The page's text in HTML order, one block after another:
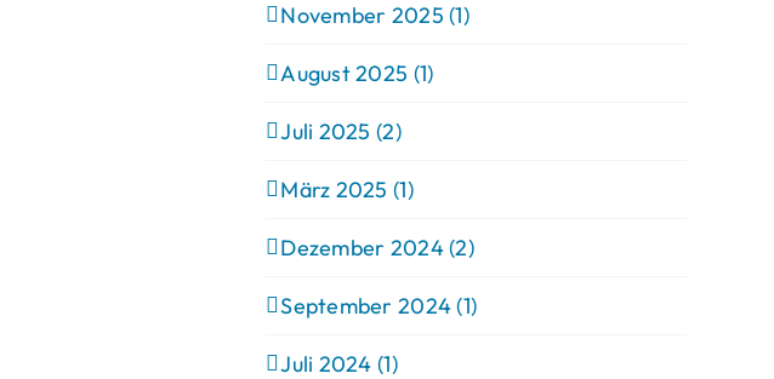
November 2025 (1)
August 2025 (1)
Juli 2025 (2)
März 2025 (1)
Dezember 2024 (2)
September 2024 (1)
Juli 2024 (1)